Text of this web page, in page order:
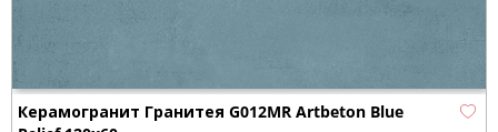
Керамогранит Гранитея G012MR Artbeton Blue